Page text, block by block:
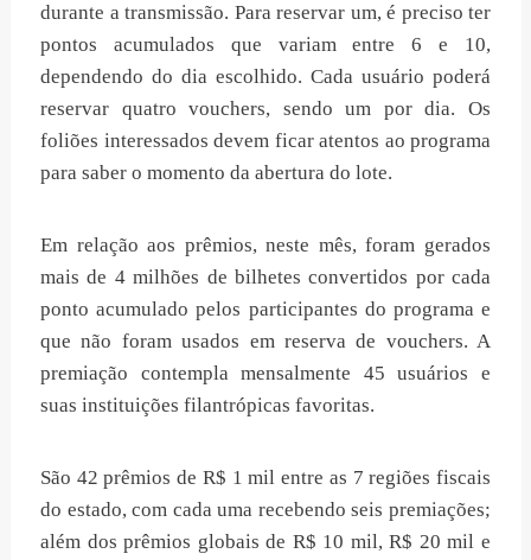
durante a transmissão. Para reservar um, é preciso ter
pontos acumulados que variam entre 6 e 10,
dependendo do dia escolhido. Cada usuário poderá
reservar quatro vouchers, sendo um por dia. Os
foliões interessados devem ficar atentos ao programa
para saber o momento da abertura do lote.
Em relação aos prêmios, neste mês, foram gerados
mais de 4 milhões de bilhetes convertidos por cada
ponto acumulado pelos participantes do programa e
que não foram usados em reserva de vouchers. A
premiação contempla mensalmente 45 usuários e
suas instituições filantrópicas favoritas.
São 42 prêmios de R$ 1 mil entre as 7 regiões fiscais
do estado, com cada uma recebendo seis premiações;
além dos prêmios globais de R$ 10 mil, R$ 20 mil e